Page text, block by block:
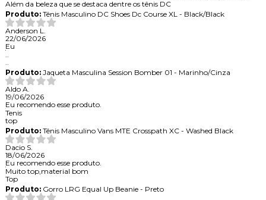
Além da beleza que se destaca dentre os tênis DC
Produto:Tênis Masculino DC Shoes Dc Course XL - Black/Black
Anderson L.
22/06/2026
Eu
Produto:Jaqueta Masculina Session Bomber 01 - Marinho/Cinza
Aldo A.
19/06/2026
Eu recomendo esse produto.
Tenis
top
Produto:Tênis Masculino Vans MTE Crosspath XC - Washed Black
Dacio S.
18/06/2026
Eu recomendo esse produto.
Muito top,material bom
Top
Produto:Gorro LRG Equal Up Beanie - Preto